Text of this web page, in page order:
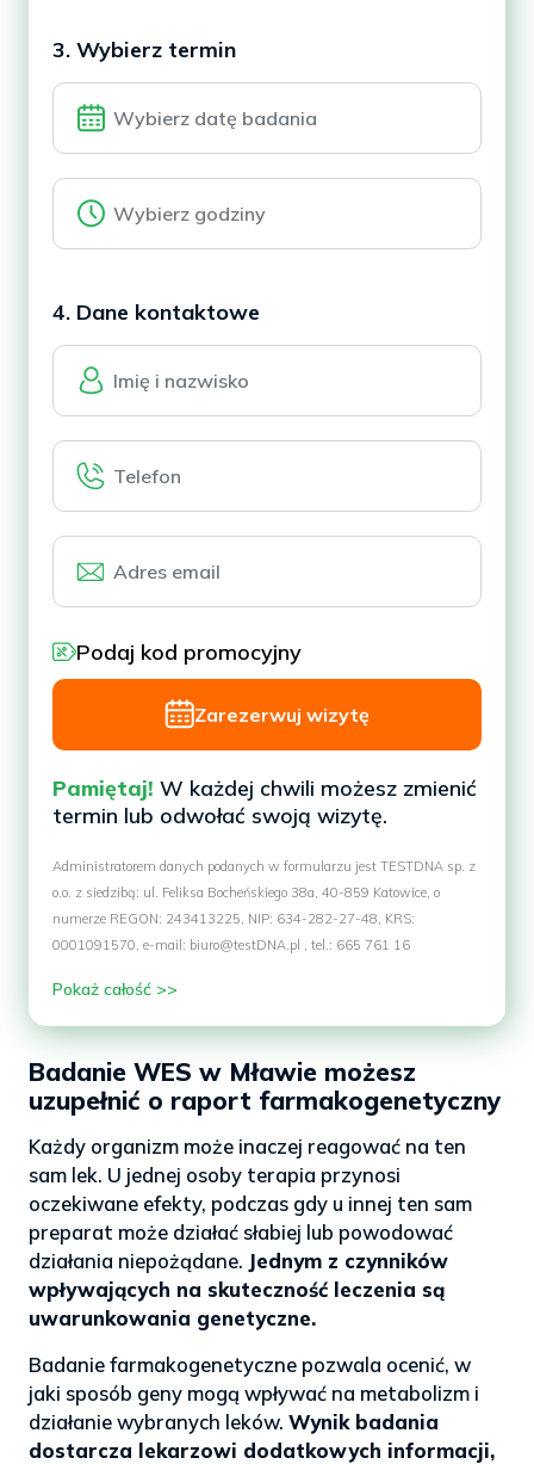
3. Wybierz termin
4. Dane kontaktowe
Podaj kod promocyjny
Zarezerwuj wizytę
Pamiętaj! W każdej chwili możesz zmienić
termin lub odwołać swoją wizytę.
Administratorem danych podanych w formularzu jest TESTDNA sp. z
o.o. z siedzibą: ul. Feliksa Bocheńskiego 38a, 40-859 Katowice, o
numerze REGON: 243413225, NIP: 634-282-27-48, KRS:
0001091570, e-mail: biuro@testDNA.pl , tel.: 665 761 16
Pokaż całość >>
Badanie WES w Mławie możesz
uzupełnić o raport farmakogenetyczny
Każdy organizm może inaczej reagować na ten
sam lek. U jednej osoby terapia przynosi
oczekiwane efekty, podczas gdy u innej ten sam
preparat może działać słabiej lub powodować
działania niepożądane. Jednym z czynników
wpływających na skuteczność leczenia są
uwarunkowania genetyczne.
Badanie farmakogenetyczne pozwala ocenić, w
jaki sposób geny mogą wpływać na metabolizm i
działanie wybranych leków. Wynik badania
dostarcza lekarzowi dodatkowych informacji,